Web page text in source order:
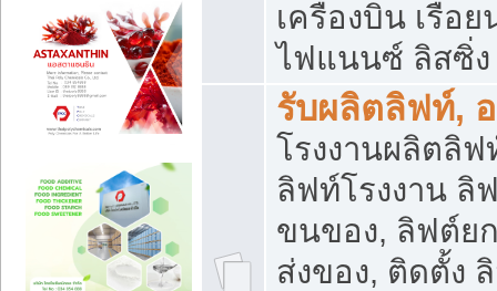
เครื่องบิน เรือ
ไฟแนนซ์ ลิสซิ่ง
รับผลิตลิฟท์,
โรงงานผลิตลิ
ลิฟท์โรงงาน ลิ
ขนของ, ลิฟต์ย
ส่งของ, ติดตั้ง